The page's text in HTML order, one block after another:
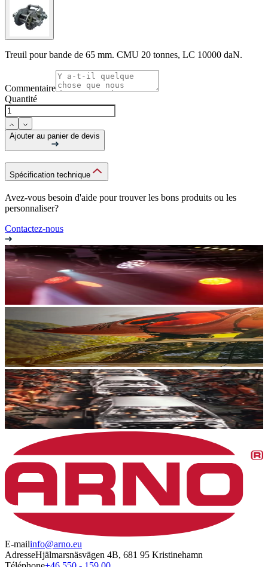
Treuil pour bande de 65 mm. CMU 20 tonnes, LC 10000 daN.
Commentaire
Quantité
Ajouter au panier de devis
Spécification technique
Avez-vous besoin d'aide pour trouver les bons produits ou les
personnaliser?
Contactez-nous
E-mailinfo@arno.eu
AdresseHjälmarsnäsvägen 4B, 681 95 Kristinehamn